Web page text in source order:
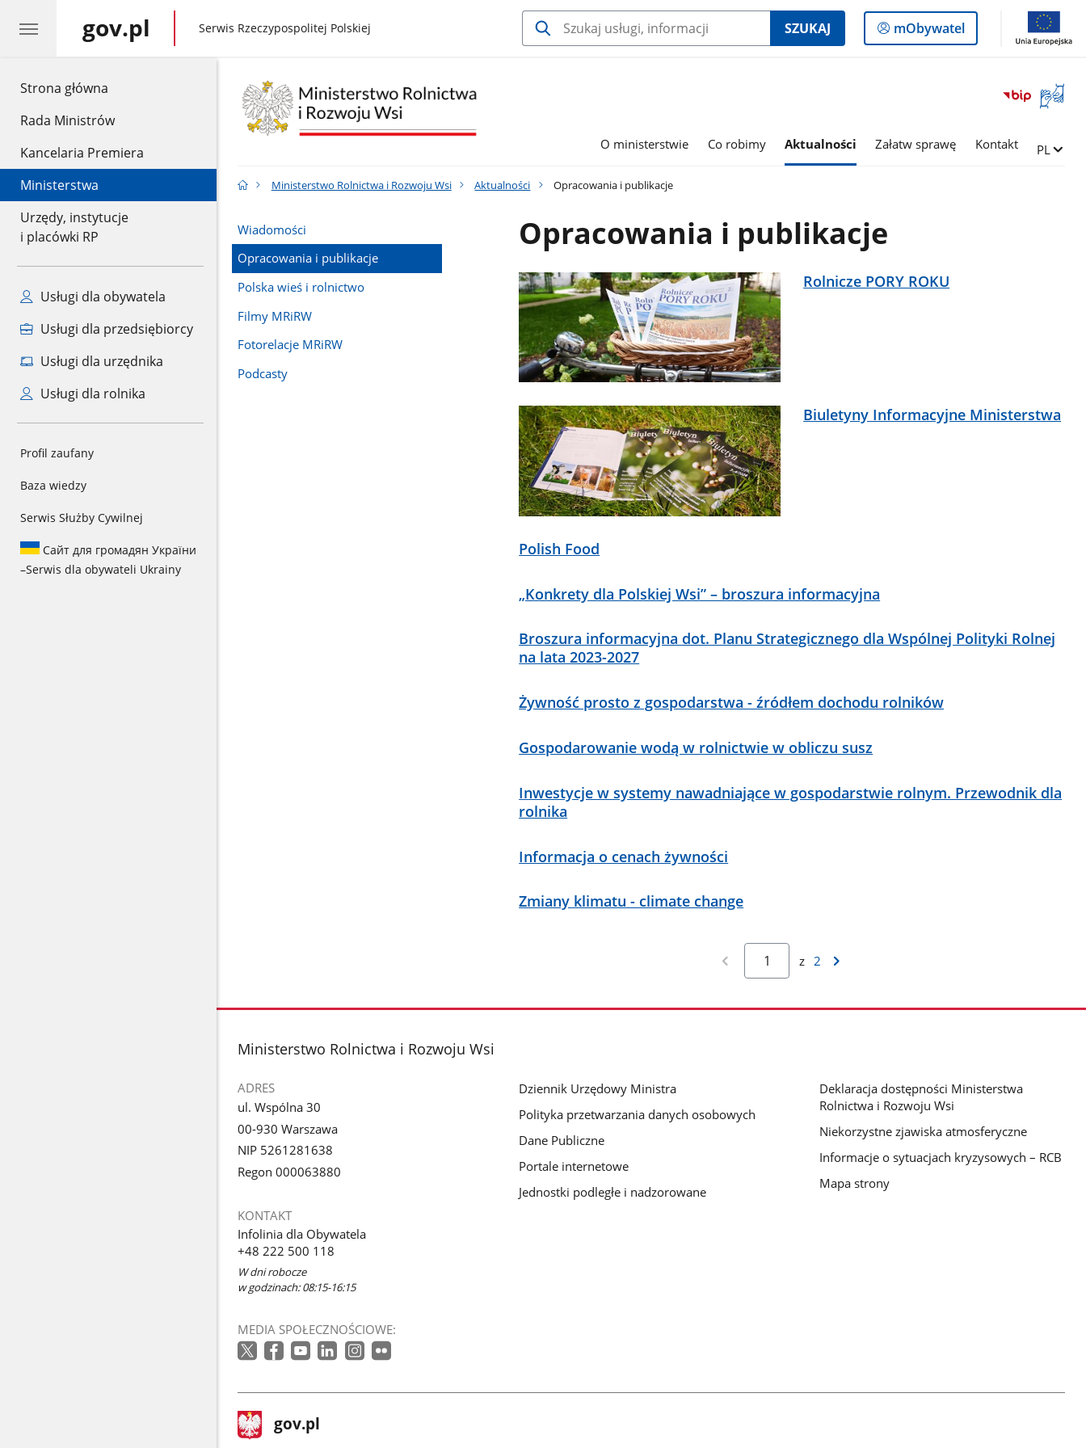
Strona główna
Rada Ministrów
Kancelaria Premiera
Ministerstwa
Urzędy, instytucje
i placówki RP
Usługi dla obywatela
Usługi dla przedsiębiorcy
Usługi dla urzędnika
Usługi dla rolnika
Profil zaufany
Baza wiedzy
Serwis Służby Cywilnej
Сайт для громадян України
–Serwis dla obywateli Ukrainy
gov.pl gov.pl
Serwis Rzeczypospolitej Polskiej SZUKAJ
Logowanie
do
mObywatel
Otwórz
okno
języka
O ministerstwie Co robimy Aktualności Załatw sprawę Kontakt Zmień
PL
Ministerstwo Rolnictwa i Rozwoju Wsi Aktualności Opracowania i publikacje
Wiadomości
Opracowania i publikacje
Polska wieś i rolnictwo
Filmy MRiRW
Fotorelacje MRiRW
Podcasty
Opracowania i publikacje
Rolnicze PORY ROKU
Biuletyny Informacyjne Ministerstwa
Polish Food
„Konkrety dla Polskiej Wsi” – broszura informacyjna
Broszura informacyjna dot. Planu Strategicznego dla Wspólnej Polityki Rolnej
na lata 2023-2027
Żywność prosto z gospodarstwa - źródłem dochodu rolników
Gospodarowanie wodą w rolnictwie w obliczu susz
Inwestycje w systemy nawadniające w gospodarstwie rolnym. Przewodnik dla
rolnika
Informacja o cenach żywności
Zmiany klimatu - climate change
z 2
stopka
Ministerstwo Rolnictwa i Rozwoju Wsi
ADRES
ul. Wspólna 30
00-930 Warszawa
NIP 5261281638
Regon 000063880
KONTAKT
Infolinia dla Obywatela
+48 222 500 118
W dni robocze
w godzinach: 08:15-16:15
MEDIA SPOŁECZNOŚCIOWE:
Dziennik Urzędowy Ministra
Polityka przetwarzania danych osobowych
Dane Publiczne
Portale internetowe
Jednostki podległe i nadzorowane
Deklaracja dostępności Ministerstwa
Rolnictwa i Rozwoju Wsi
Niekorzystne zjawiska atmosferyczne
Informacje o sytuacjach kryzysowych – RCB
Mapa strony
stopka
gov.pl Strona
gov.pl